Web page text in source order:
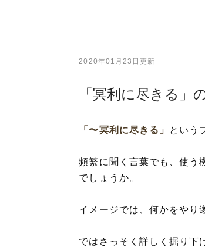
2020年01月23日更新
「冥利に尽きる」
「〜冥利に尽きる」 という
頻繁に聞く言葉でも、使う
でしょうか。
イメージでは、何かをやり
ではさっそく詳しく掘り下